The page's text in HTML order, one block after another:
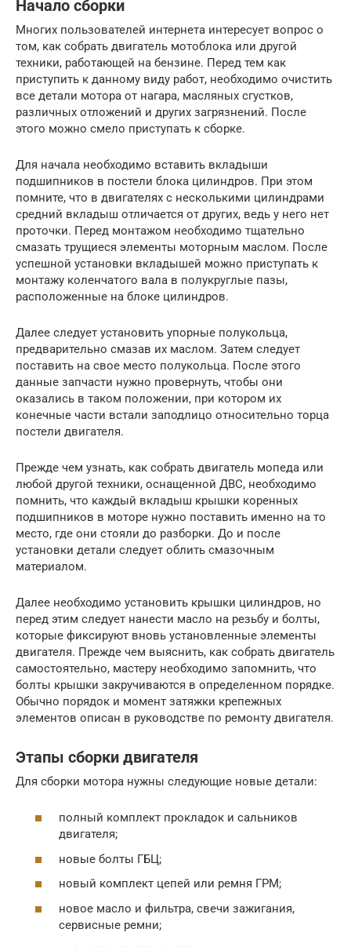
Начало сборки
Многих пользователей интернета интересует вопрос о
том, как собрать двигатель мотоблока или другой
техники, работающей на бензине. Перед тем как
приступить к данному виду работ, необходимо очистить
все детали мотора от нагара, масляных сгустков,
различных отложений и других загрязнений. После
этого можно смело приступать к сборке.
Для начала необходимо вставить вкладыши
подшипников в постели блока цилиндров. При этом
помните, что в двигателях с несколькими цилиндрами
средний вкладыш отличается от других, ведь у него нет
проточки. Перед монтажом необходимо тщательно
смазать трущиеся элементы моторным маслом. После
успешной установки вкладышей можно приступать к
монтажу коленчатого вала в полукруглые пазы,
расположенные на блоке цилиндров.
Далее следует установить упорные полукольца,
предварительно смазав их маслом. Затем следует
поставить на свое место полукольца. После этого
данные запчасти нужно провернуть, чтобы они
оказались в таком положении, при котором их
конечные части встали заподлицо относительно торца
постели двигателя.
Прежде чем узнать, как собрать двигатель мопеда или
любой другой техники, оснащенной ДВС, необходимо
помнить, что каждый вкладыш крышки коренных
подшипников в моторе нужно поставить именно на то
место, где они стояли до разборки. До и после
установки детали следует облить смазочным
материалом.
Далее необходимо установить крышки цилиндров, но
перед этим следует нанести масло на резьбу и болты,
которые фиксируют вновь установленные элементы
двигателя. Прежде чем выяснить, как собрать двигатель
самостоятельно, мастеру необходимо запомнить, что
болты крышки закручиваются в определенном порядке.
Обычно порядок и момент затяжки крепежных
элементов описан в руководстве по ремонту двигателя.
Этапы сборки двигателя
Для сборки мотора нужны следующие новые детали:
полный комплект прокладок и сальников
двигателя;
новые болты ГБЦ;
новый комплект цепей или ремня ГРМ;
новое масло и фильтра, свечи зажигания,
сервисные ремни;